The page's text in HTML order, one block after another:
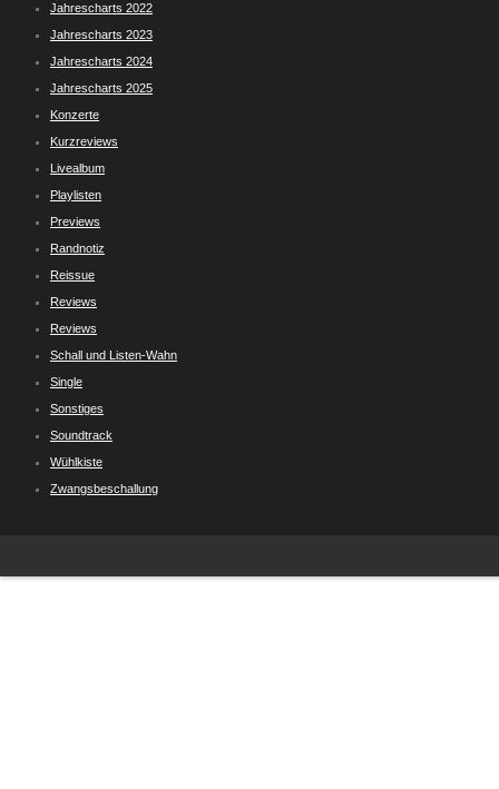
Jahrescharts 2022
Jahrescharts 2023
Jahrescharts 2024
Jahrescharts 2025
Konzerte
Kurzreviews
Livealbum
Playlisten
Previews
Randnotiz
Reissue
Reviews
Reviews
Schall und Listen-Wahn
Single
Sonstiges
Soundtrack
Wühlkiste
Zwangsbeschallung